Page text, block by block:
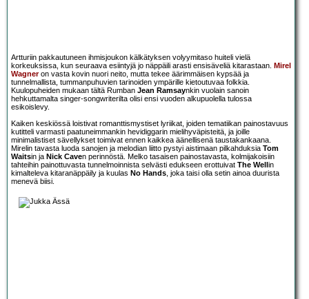
Artturiin pakkautuneen ihmisjoukon kälkätyksen volyymitaso huiteli vielä
korkeuksissa, kun seuraava esiintyjä jo näppäili arasti ensisäveliä kitarastaan. Mirel
Wagneron vasta kovin nuori neito, mutta tekee äärimmäisen kypsää ja
tunnelmallista, tummanpuhuvien tarinoiden ympärille kietoutuvaa folkkia.
Kuulopuheiden mukaan tältä Rumban Jean Ramsaynkin vuolain sanoin
hehkuttamalta singer-songwriterilta olisi ensi vuoden alkupuolella tulossa
esikoislevy.
Kaiken keskiössä loistivat romanttismystiset lyriikat, joiden tematiikan painostavuus
kutitteli varmasti paatuneimmankin hevidiggarin mielihyväpisteitä, ja joille
minimalistiset sävellykset toimivat ennen kaikkea äänellisenä taustakankaana.
Mirelin tavasta luoda sanojen ja melodian liitto pystyi aistimaan pilkahduksia Tom
Waitsin ja Nick Caven perinnöstä. Melko tasaisen painostavasta, kolmijakoisiin
tahteihin painottuvasta tunnelmoinnista selvästi edukseen erottuivat The Well in
kimalteleva kitaranäppäily ja kuulas No Hands, joka taisi olla setin ainoa duurista
menevä biisi.